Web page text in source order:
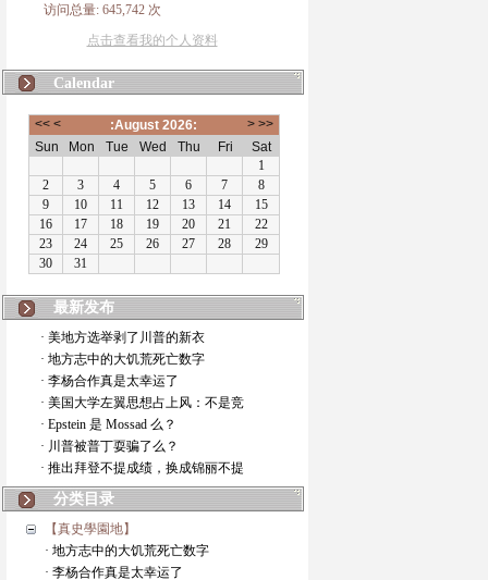
访问总量: 645,742 次
点击查看我的个人资料
Calendar
最新发布
· 美地方选举剥了川普的新衣
· 地方志中的大饥荒死亡数字
· 李杨合作真是太幸运了
· 美国大学左翼思想占上风：不是竞
· Epstein 是 Mossad 么？
· 川普被普丁耍骗了么？
· 推出拜登不提成绩，换成锦丽不提
分类目录
【真史學園地】
· 地方志中的大饥荒死亡数字
· 李杨合作真是太幸运了